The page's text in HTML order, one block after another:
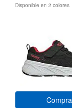
Disponible en 2 colores